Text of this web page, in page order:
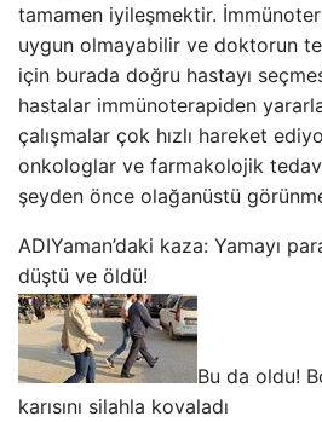
tamamen iyileşmektir.
uygun olmayabilir ve doktorun
için burada doğru hastayı
hastalar immünoterapiden
çalışmalar çok hızlı hareket
onkologlar ve farmakolojik
şeyden önce olağanüstü
ADIYaman’daki kaza: Yamayı
düştü ve öldü!
Bu da oldu!
karısını silahla kovaladı